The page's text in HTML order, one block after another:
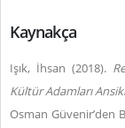
Kaynakça
Işık, İhsan (2018).
Kültür Adamları
Osman Güvenir’den